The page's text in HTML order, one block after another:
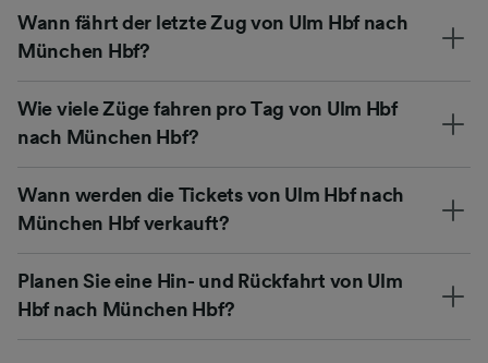
Wann fährt der letzte Zug von Ulm Hbf nach
München Hbf?
Wie viele Züge fahren pro Tag von Ulm Hbf
nach München Hbf?
Wann werden die Tickets von Ulm Hbf nach
München Hbf verkauft?
Planen Sie eine Hin- und Rückfahrt von Ulm
Hbf nach München Hbf?